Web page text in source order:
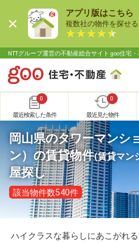
アプリ版はこちら
複数社の物件を探せる
NTTグループ運営の不動産総合サイト goo住宅
0
最近検索した条件
0
最近見た物件
岡山県のタワーマンシ
ン）の賃貸物件(賃貸マン
屋探し
該当物件数540件
ハイクラスな暮らしにあこがれ